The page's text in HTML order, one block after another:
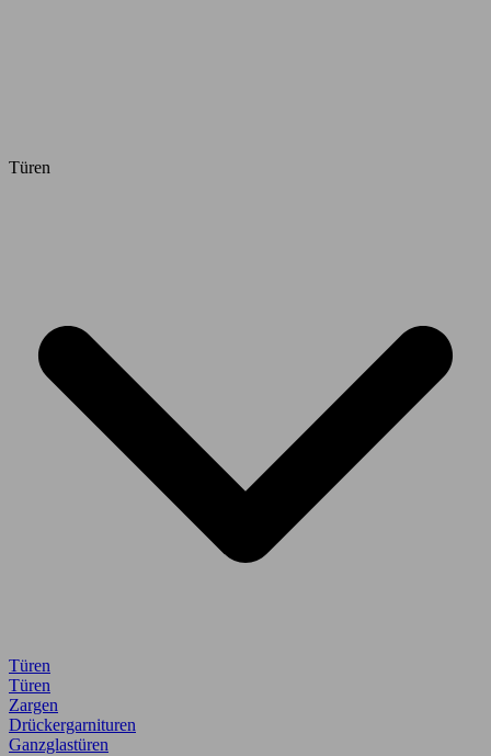
Türen
Türen
Türen
Zargen
Drückergarnituren
Ganzglastüren